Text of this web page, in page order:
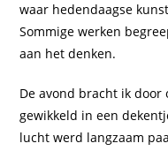
waar hedendaagse
Sommige werken
aan het denken.
De avond bracht ik
gewikkeld in een
lucht werd langzaam